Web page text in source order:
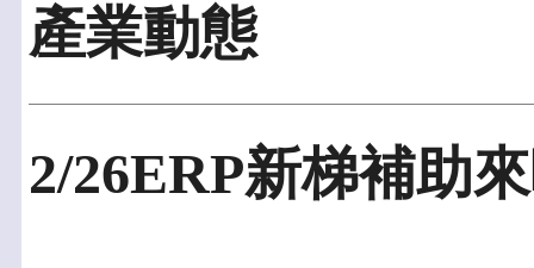
產業動態
2/26ERP新梯補助